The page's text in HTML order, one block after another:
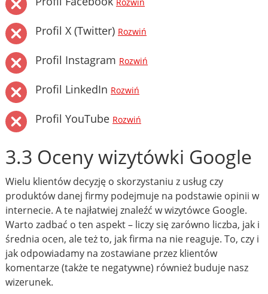
Rozwiń
Profil X (Twitter) Rozwiń
Profil Instagram Rozwiń
Profil LinkedIn Rozwiń
Profil YouTube Rozwiń
3.3 Oceny wizytówki Google
Wielu klientów decyzję o skorzystaniu z usług czy
produktów danej firmy podejmuje na podstawie opinii w
internecie. A te najłatwiej znaleźć w wizytówce Google.
Warto zadbać o ten aspekt – liczy się zarówno liczba, jak i
średnia ocen, ale też to, jak firma na nie reaguje. To, czy i
jak odpowiadamy na zostawiane przez klientów
komentarze (także te negatywne) również buduje nasz
wizerunek.